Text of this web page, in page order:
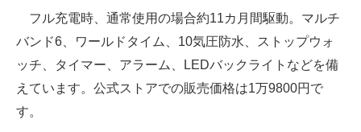
フル充電時、通常使用の場合約11カ月間駆動。マルチ
バンド6、ワールドタイム、10気圧防水、ストップウォ
ッチ、タイマー、アラーム、LEDバックライトなどを備
えています。公式ストアでの販売価格は1万9800円で
す。